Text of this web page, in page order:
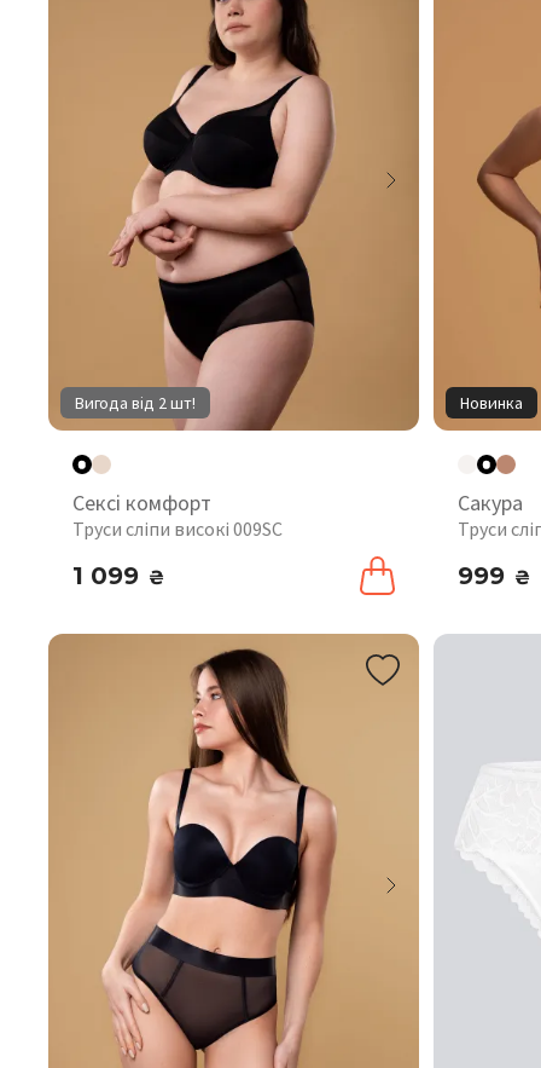
Вигода від 2 шт!
Сексі комфорт
Труси сліпи високі 009SC
1 099 ₴
Новинка
Сакура
Труси
999 ₴